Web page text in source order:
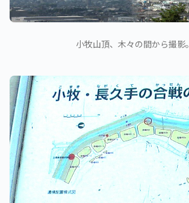
小牧山頂、木々の間から撮影。